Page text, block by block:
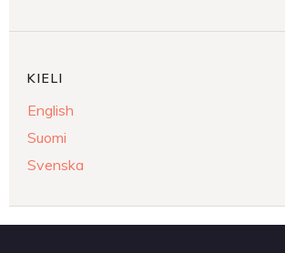
KIELI
English
Suomi
Svenska